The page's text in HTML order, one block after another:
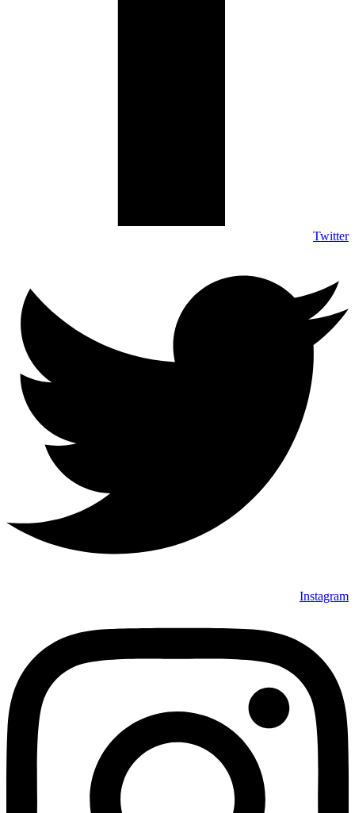
Twitter
Instagram